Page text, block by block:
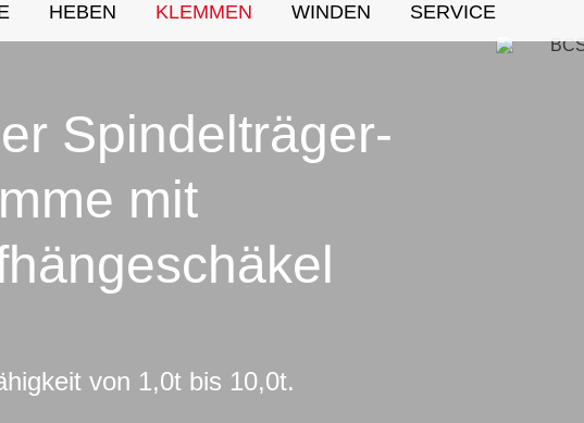
HEBEN KLEMMEN WINDEN SERVICE
Spindelträger-
mit
von 1,0t bis 10,0t.